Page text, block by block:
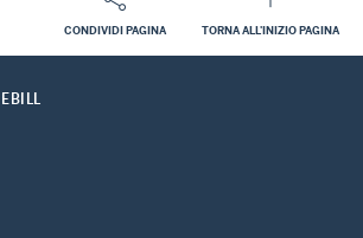
CONDIVIDI PAGINA TORNA ALL'INIZIO PAGINA
EBILL